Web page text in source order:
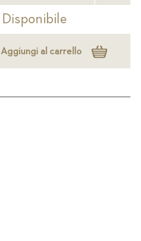
Disponibile
Aggiungi al carrello